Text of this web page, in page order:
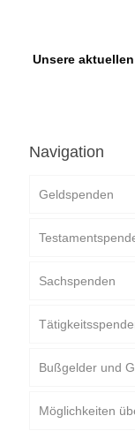
Unsere
Navigation
Geldspenden
Sachspenden
Bußgelder und
Möglichkeiten